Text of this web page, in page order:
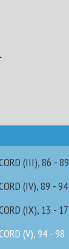
(III), 86 - 89
(IV), 89 - 94
(IX), 13 - 17
(V), 94 - 98